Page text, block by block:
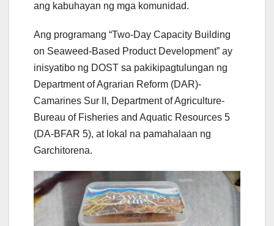
ang kabuhayan ng mga komunidad.
Ang programang “Two-Day Capacity Building
on Seaweed-Based Product Development” ay
inisyatibo ng DOST sa pakikipagtulungan ng
Department of Agrarian Reform (DAR)-
Camarines Sur II, Department of Agriculture-
Bureau of Fisheries and Aquatic Resources 5
(DA-BFAR 5), at lokal na pamahalaan ng
Garchitorena.